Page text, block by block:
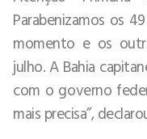
Parabenizamos os
momento e os
julho. A Bahia
com o governo
mais precisa”,